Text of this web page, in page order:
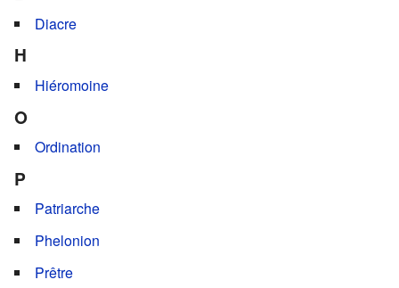
Diacre
H
Hiéromoine
O
Ordination
P
Patriarche
Phelonion
Prêtre